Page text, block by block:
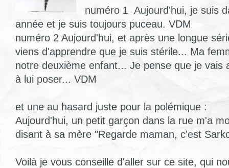
numéro 1 Aujourd'hui, je suis
année et je suis toujours puceau. VDM
numéro 2 Aujourd'hui, et après une longue
viens d'apprendre que je suis stérile... Ma
notre deuxième enfant... Je pense que je vais
à lui poser... VDM
et une au hasard juste pour la polémique :
Aujourd'hui, un petit garçon dans la rue m'a
disant à sa mère "Regarde maman, c'est
Voilà je vous conseille d'aller sur ce site, qui